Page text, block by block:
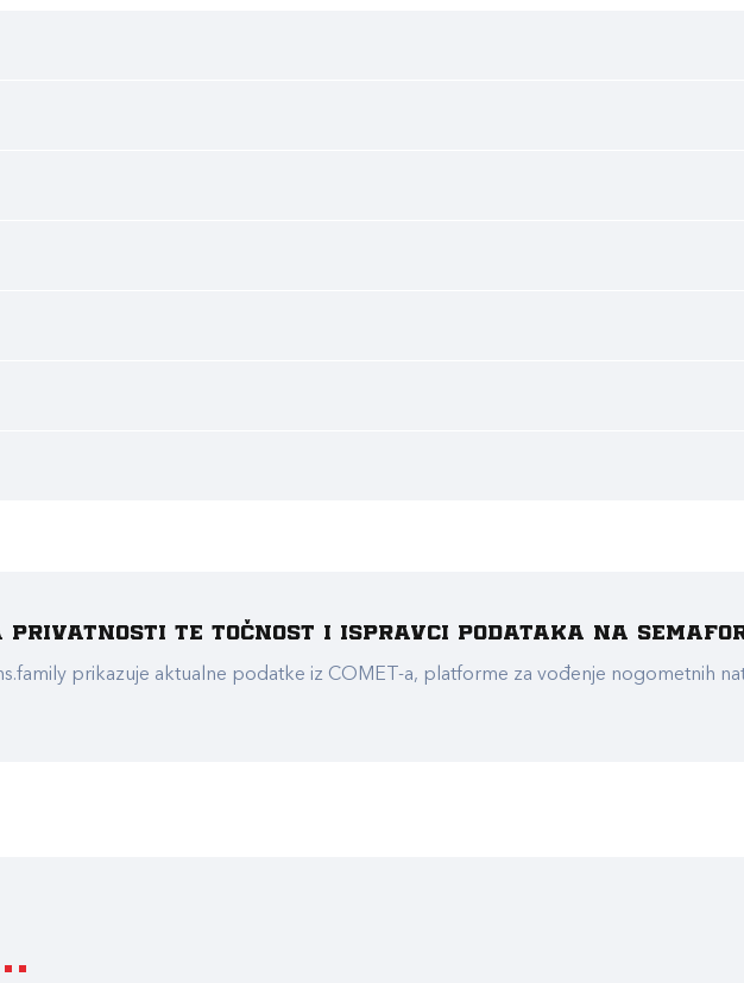
privatnosti te točnost i ispravci podataka na
prikazuje aktualne podatke iz COMET-a, platforme za vođenje nogometnih